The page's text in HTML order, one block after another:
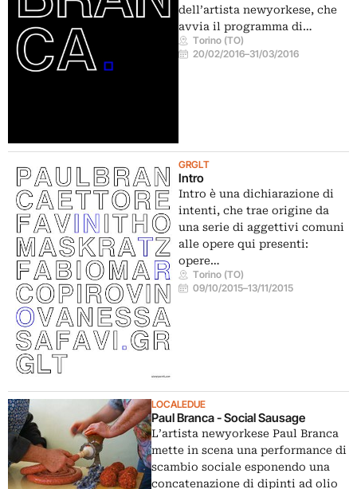
dell’artista newyorkese, che
avvia il programma di…
Torino (TO)
20/02/2016–31/03/2016
GRGLT
Intro
Intro è una dichiarazione di
intenti, che trae origine da
una serie di aggettivi comuni
alle opere qui presenti:
opere…
Torino (TO)
09/10/2015–13/11/2015
LOCALEDUE
Paul Branca - Social Sausage
L’artista newyorkese Paul Branca
mette in scena una performance di
scambio sociale esponendo una
concatenazione di dipinti ad olio